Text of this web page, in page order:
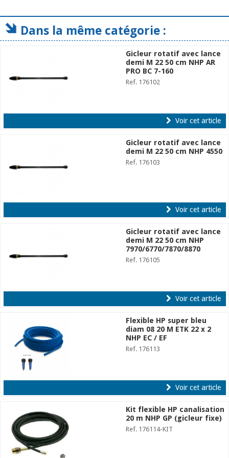
Dans la même catégorie :
Gicleur rotatif avec lance
demi M 22 50 cm NHP AR
PRO BC 7-160
Ref. 176102
Voir cet article
Gicleur rotatif avec lance
demi M 22 50 cm NHP 4550
Ref. 176103
Voir cet article
Gicleur rotatif avec lance
demi M 22 50 cm NHP
7970/6770/7870/8870
Ref. 176105
Voir cet article
Flexible HP super bleu
diam 08 20 M ETK 22 x 2
NHP EC / EF
Ref. 176113
Voir cet article
Kit flexible HP canalisation
20 m NHP GP (gicleur fixe)
Ref. 176114-KIT